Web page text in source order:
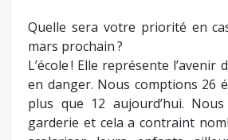
Quelle sera votre priorité en
mars prochain ?
L’école ! Elle représente l’avenir
en danger. Nous comptions 26
plus que 12 aujourd’hui.
garderie et cela a contraint